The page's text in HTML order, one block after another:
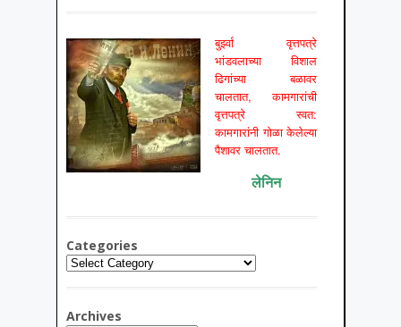
बुर्झ्वा वृत्तपत्रे
भांडवलाच्या विशाल
ढिगांच्या बळावर
चालतात, कामगारांची
वृत्तपत्रे स्वत:
कामगारांनी गोळा केलेल्या
पैशावर चालतात.
लेनिन
Categories
Categories
Archives